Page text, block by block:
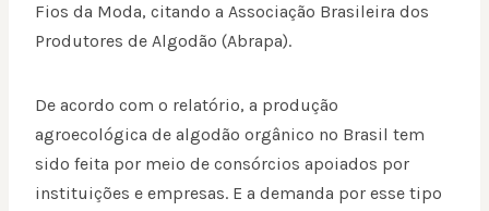
Fios da Moda, citando a Associação Brasileira dos
Produtores de Algodão (Abrapa).
De acordo com o relatório, a produção
agroecológica de algodão orgânico no Brasil tem
sido feita por meio de consórcios apoiados por
instituições e empresas. E a demanda por esse tipo